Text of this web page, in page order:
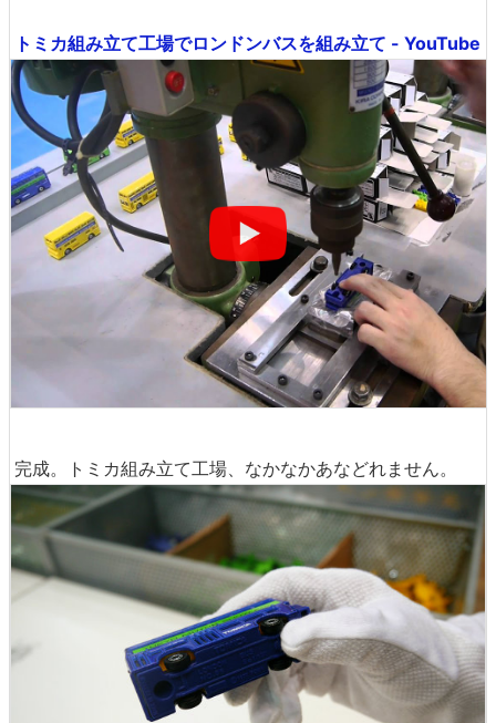
トミカ組み立て工場でロンドンバスを組み立て - YouTube
完成。トミカ組み立て工場、なかなかあなどれません。